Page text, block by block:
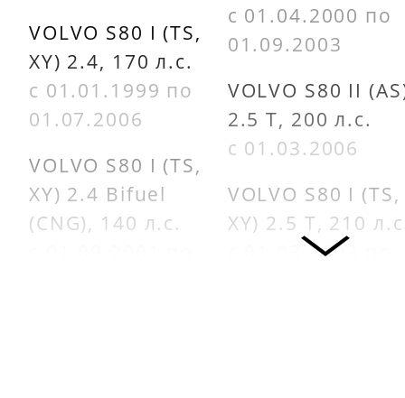
VOLVO S80 I (TS,
XY) 2.4, 170 л.с.
с 01.01.1999 по
01.07.2006
VOLVO S80 I (TS,
XY) 2.4 Bifuel
(CNG), 140 л.с.
с 01.04.2000 по
01.09.2003
VOLVO S80 II
2.5 T, 200 л.с.
с 01.03.2006
VOLVO S80 I (TS,
XY) 2.5 T, 210
с 01.03.2003 по